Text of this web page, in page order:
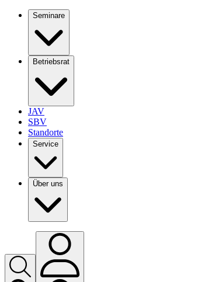
Seminare
Betriebsrat
JAV
SBV
Standorte
Service
Über uns